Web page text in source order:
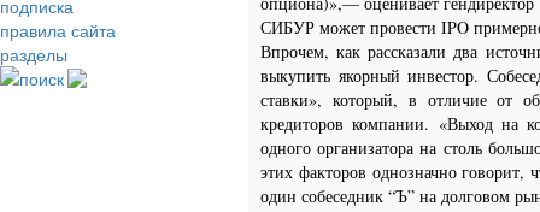
подписка
правила сайта
разделы
поиск
СИБУР может провести IPO
Впрочем, как рассказали два
выкупить якорный инвестор.
ставки», который, в отличие от
кредиторов компании. «Выход на
одного организатора на столь
этих факторов однозначно
один собеседник “Ъ” на долговом